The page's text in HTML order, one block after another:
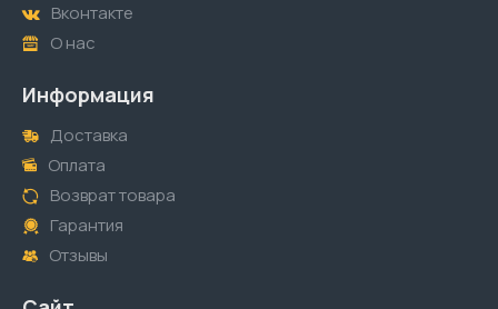
Вконтакте
О нас
Информация
Доставка
Оплата
Возврат товара
Гарантия
Отзывы